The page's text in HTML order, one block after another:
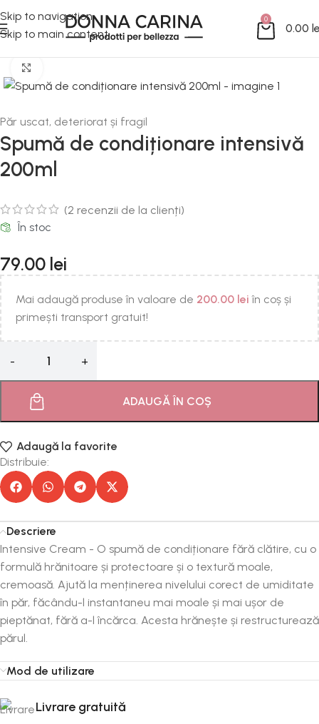
Skip to navigation
Skip to main content
0
0.00
Păr uscat, deteriorat și fragil
Spumă de condiționare intensivă
200ml
(2 recenzii de la clienți)
În stoc
79.00 lei
Mai adaugă produse în valoare de 200.00 lei în coș și
primești transport gratuit!
ADAUGĂ ÎN COȘ
Adaugă la favorite
Distribuie:
Descriere
Intensive Cream - O spumă de condiționare fără clătire, cu o
formulă hrănitoare și protectoare și o textură moale,
cremoasă. Ajută la menținerea nivelului corect de umiditate
în păr, făcându-l instantaneu mai moale și mai ușor de
pieptănat, fără a-l încărca. Acesta hrănește și restructurează
părul.
Mod de utilizare
Livrare gratuită